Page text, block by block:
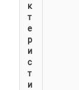
к
т
е
р
и
с
т
и